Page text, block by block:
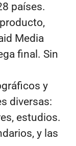
países.
Media
final. Sin
y
diversas:
estudios.
y las